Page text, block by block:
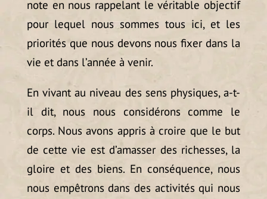
note en nous rappelant le véritable objectif
pour lequel nous sommes tous ici, et les
priorités que nous devons nous fixer dans la
vie et dans l’année à venir.
En vivant au niveau des sens physiques, a-t-
il dit, nous nous considérons comme le
corps. Nous avons appris à croire que le but
de cette vie est d’amasser des richesses, la
gloire et des biens. En conséquence, nous
nous empêtrons dans des activités qui nous